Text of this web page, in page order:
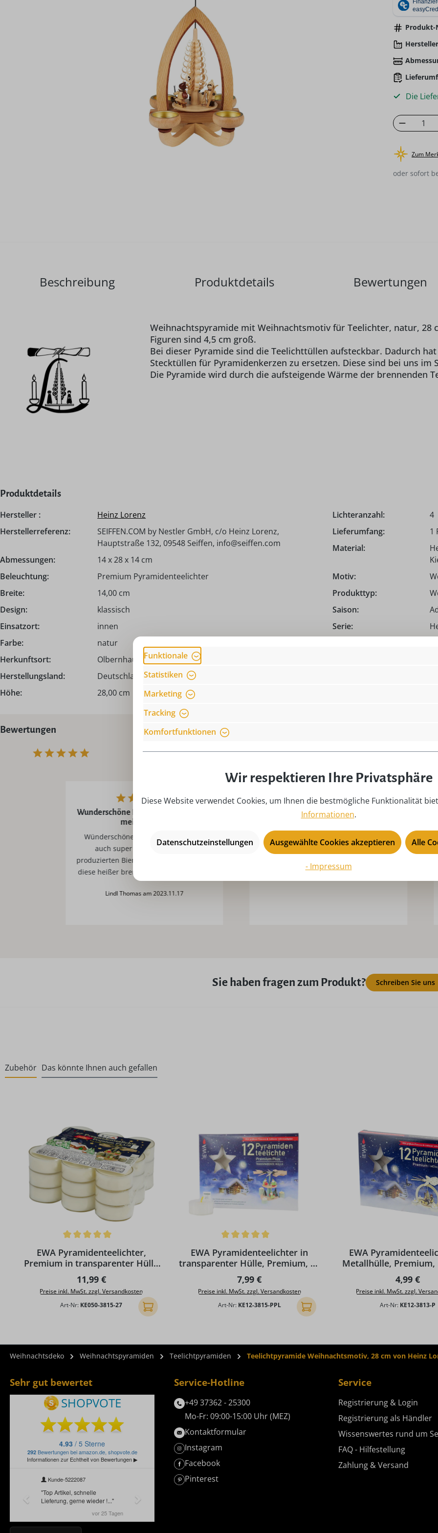
Produkt-
Die
Zum
oder sofort
Beschreibung Produktdetails Bewertungen
Weihnachtspyramide mit Weihnachtsmotiv für Teelichter, natur, 28
Figuren sind 4,5 cm groß.
Bei dieser Pyramide sind die Teelichttüllen aufsteckbar. Dadurch
Stecktüllen für Pyramidenkerzen zu ersetzen. Diese sind bei uns im
Die Pyramide wird durch die aufsteigende Wärme der brennenden
Produktdetails
Hersteller :
Heinz Lorenz
Herstellerreferenz:
SEIFFEN.COM by Nestler GmbH, c/o Heinz Lorenz,
Hauptstraße 132, 09548 Seiffen, info@seiffen.com
Abmessungen:
14 x 28 x 14 cm
Beleuchtung:
Premium Pyramidenteelichter
Breite:
14,00 cm
Design:
klassisch
Einsatzort:
innen
Farbe:
natur
Herkunftsort:
Olbernhau | Erzgebirge
Herstellungsland:
Deutschland - Made in Germany
Höhe:
28,00 cm
Lichteranzahl:
4
Lieferumfang:
1
Material:
Motiv:
Produkttyp:
Saison:
Serie:
Bewertungen
Wunderschöne Pyramide, sicher nicht
meine letzte.
Wünderschöne Pyramide. Dreht sich
auch super mit meinen selber
produzierten Bienenwachsteelichtern, da
diese heißer brennen wie Parafinkerzen.
Lindl Thomas am 2023.11.17
Beautiful!
pleased with my purchase! Would buy
Emily am 2023.02.12
Sie haben fragen zum Produkt? Schreiben Sie uns
Zubehör Das könnte Ihnen auch gefallen
EWA Pyramidenteelichter,
Premium in transparenter Hülle
27 Stück
Regulärer Preis:
11,99 €
Preise inkl. MwSt. zzgl. Versandkosten
Art-Nr: KE050-3815-27 In den Warenkorb
EWA Pyramidenteelichter in
transparenter Hülle, Premium, 12
Stück
Regulärer Preis:
7,99 €
Preise inkl. MwSt. zzgl. Versandkosten
Art-Nr: KE12-3815-PPL In den Warenkorb
EWA
Metallhülle, Premium,
Regulärer
4,99 €
Preise inkl. MwSt. zzgl.
Art-Nr: KE12-3813-P
Weihnachtsdeko Weihnachtspyramiden Teelichtpyramiden Teelichtpyramide Weihnachtsmotiv, 28 cm von Heinz
Sehr gut bewertet Service-Hotline
+49 37362 - 25300
Mo-Fr: 09:00-15:00 Uhr (MEZ)
Kontaktformular
Instagram
Facebook
Pinterest
Service
Registrierung & Login
Registrierung als Händler
Wissenswertes rund um
FAQ - Hilfestellung
Zahlung & Versand
Funktionale
Statistiken
Marketing
Tracking
Komfortfunktionen
Wir respektieren Ihre Privatsphäre
Diese Website verwendet Cookies, um Ihnen die bestmögliche Funktionalität
Informationen.
Datenschutzeinstellungen Ausgewählte Cookies akzeptieren Alle
- Impressum